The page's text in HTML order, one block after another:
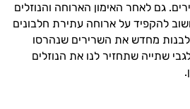
. גם לאחר האימון הארוחה והנוזלים
להקפיד על ארוחה עתירת חלבונים
לבנות מחדש את השרירים שנהרסו
שתייה שתחזיר לנו את הנוזלים
.